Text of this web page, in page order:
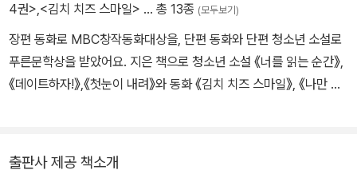
주인공들끼리 친인척 혹은 친구의 관계로 연결되어 있어서만은 아니
다. 처음부터 작가가 치밀하게 기획한 단편의 순서에 따라 사건이 진
행되기 때문에, 이전 작품에서 사소하게 벌어진 사건이나 대화도 한
권을 다 읽고 나면 비로소 그 말과 행동의 의미가 독자에게 생생하게
4권> <김치 치즈 스마일> … 총 13종 (모두보기)
장편 동화로 MBC창작동화대상을, 단편 동화와 단편 청소년 소설로
푸른문학상을 받았어요. 지은 책으로 청소년 소설 《너를 읽는 순간》,
《데이트하자!》,《첫눈이 내려》와 동화 《김치 치즈 스마일》, 《나만 그
출판사 제공 책소개